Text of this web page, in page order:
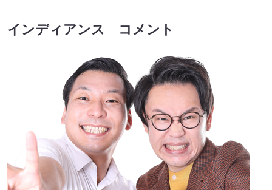
インディアンス コメント